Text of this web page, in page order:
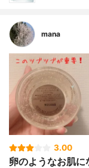
mana
3.00
卵のようなお肌に